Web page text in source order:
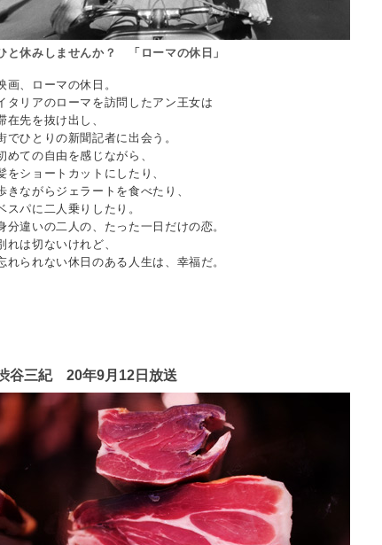
と休みしませんか？ 「ローマの休日」
画、ローマの休日。
タリアのローマを訪問したアン王女は
在先を抜け出し、
でひとりの新聞記者に出会う。
めての自由を感じながら、
をショートカットにしたり、
きながらジェラートを食べたり、
スパに二人乗りしたり。
分違いの二人の、たった一日だけの恋。
れは切ないけれど、
れられない休日のある人生は、幸福だ。
谷三紀 20年9月12日放送